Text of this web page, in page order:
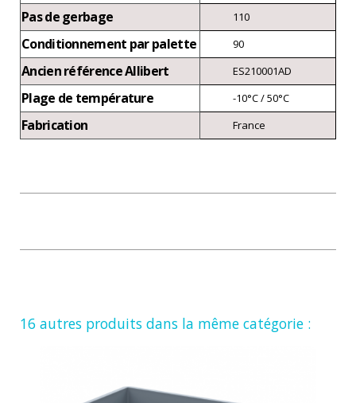
Pas de gerbage 110
Conditionnement par palette 90
Ancien référence Allibert ES210001AD
Plage de température -10°C / 50°C
Fabrication France
16 autres produits dans la même catégorie :